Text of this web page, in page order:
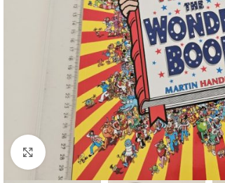
Faceți click pentru a mări